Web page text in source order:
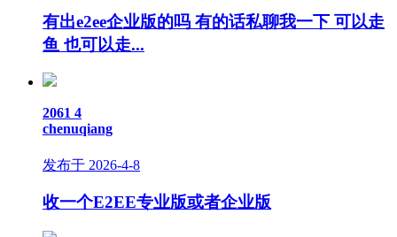
有出e2ee企业版的吗 有的话私聊我一下 可以走
鱼 也可以走...
2061 4
chenuqiang
发布于 2026-4-8
收一个E2EE专业版或者企业版